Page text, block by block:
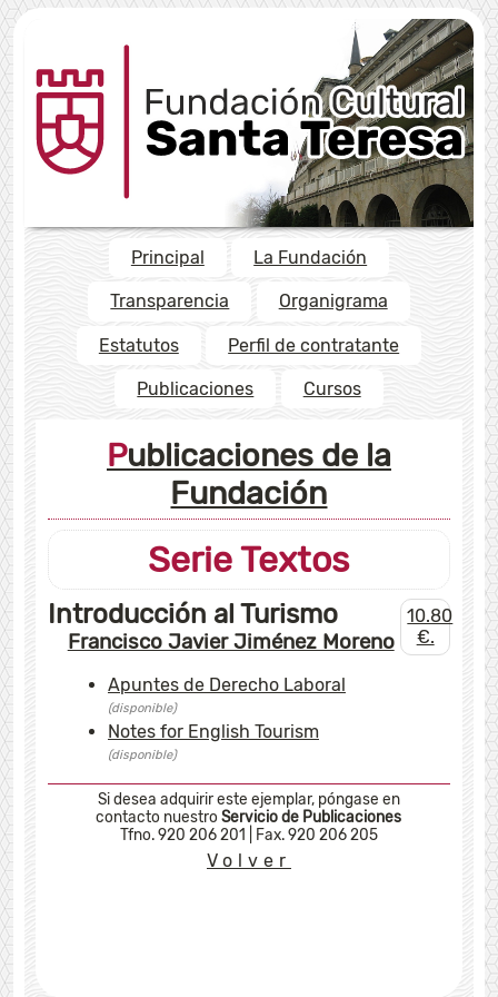
Principal La Fundación
Transparencia Organigrama
Estatutos Perfil de contratante
Publicaciones Cursos
Publicaciones de la
Fundación
Serie Textos
10.80
€.
Introducción al Turismo
Francisco Javier Jiménez Moreno
Apuntes de Derecho Laboral
(disponible)
Notes for English Tourism
(disponible)
Sidesea adquirir este ejemplar, póngase en
contacto nuestroServicio de Publicaciones
Tfno. 920 206 201
Fax. 920 206 205
Volver